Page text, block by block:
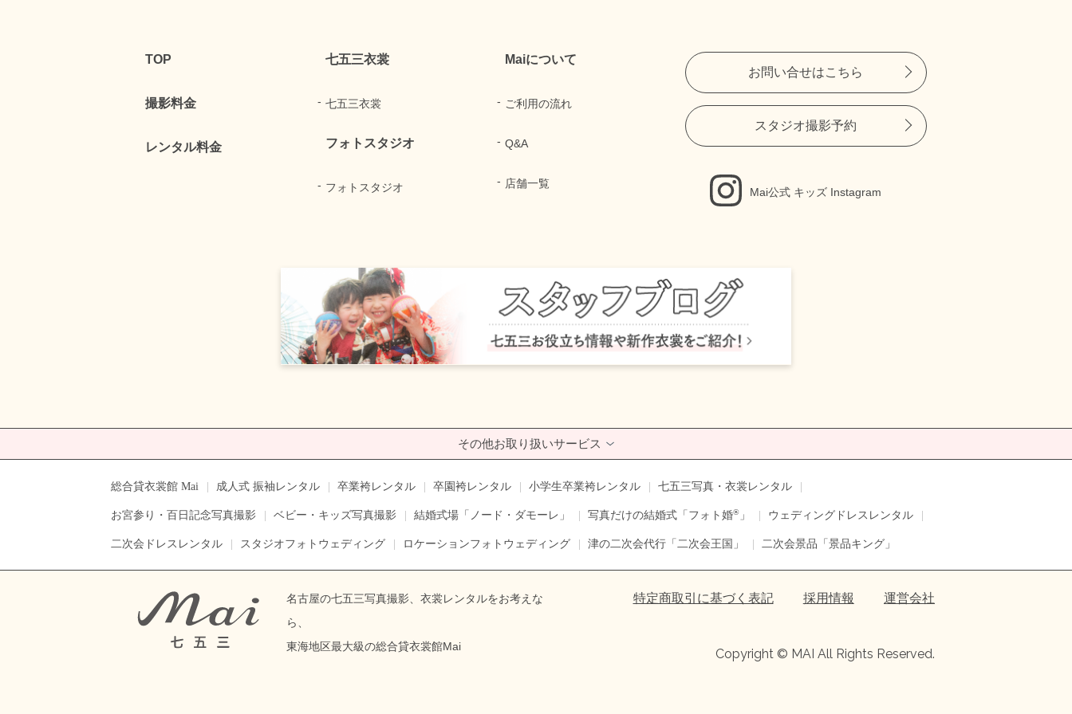
TOP
撮影料金
レンタル料金
七五三衣裳
七五三衣裳
フォトスタジオ
フォトスタジオ
Maiについて
ご利用の流れ
Q&A
店舗一覧
お問い合せはこちら
スタジオ撮影予約
Mai公式 キッズ Instagram
その他お取り扱いサービス
総合貸衣裳館 Mai 成人式 振袖レンタル 卒業袴レンタル 卒園袴レンタル 小学生卒業袴レンタル 七五三写真・衣裳レンタル
お宮参り・百日記念写真撮影 ベビー・キッズ写真撮影 結婚式場「ノード・ダモーレ」 写真だけの結婚式「フォト婚® 」 ウェディングドレスレンタル
二次会ドレスレンタル スタジオフォトウェディング ロケーションフォトウェディング 津の二次会代行「二次会王国」 二次会景品「景品キング」
名古屋の七五三写真撮影、衣裳レンタルをお考えな
ら、
東海地区最大級の総合貸衣裳館Mai
特定商取引に基づく表記 採用情報 運営会社
Copyright © MAI All Rights Reserved.